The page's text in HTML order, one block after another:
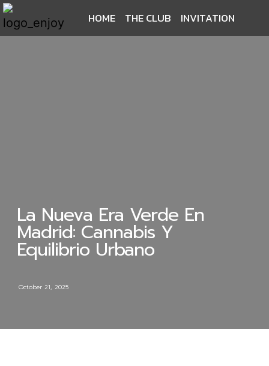
HOME THE CLUB INVITATION
La Nueva Era Verde En
Madrid: Cannabis Y
Equilibrio Urbano
October 21, 2025